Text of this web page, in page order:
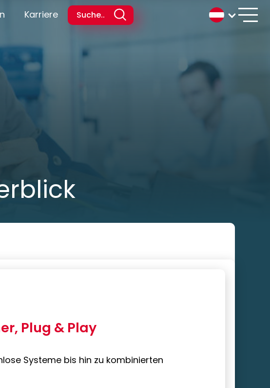
Karriere
Plug & Play
Systeme bis hin zu kombinierten